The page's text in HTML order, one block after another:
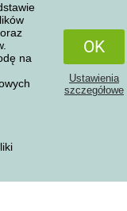
na
OK
Ustawienia
szczegółowe